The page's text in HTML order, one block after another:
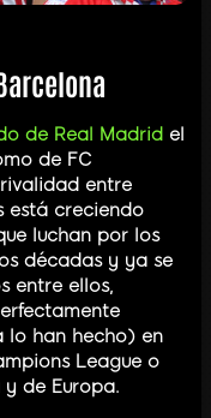
de Real Madrid el
de FC
entre
está creciendo
luchan por los
décadas y ya se
entre ellos,
lo han hecho) en
League o
y de Europa.